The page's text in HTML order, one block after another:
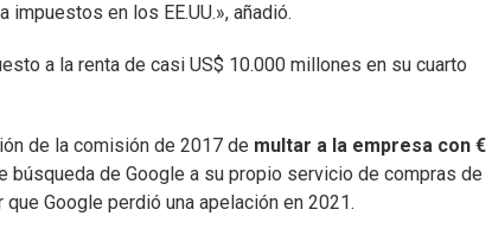
en los EE.UU.», añadió.
a la renta de casi US$ 10.000 millones en su cuarto
de la comisión de 2017 de multar a la empresa con €
de Google a su propio servicio de compras de
Google perdió una apelación en 2021.